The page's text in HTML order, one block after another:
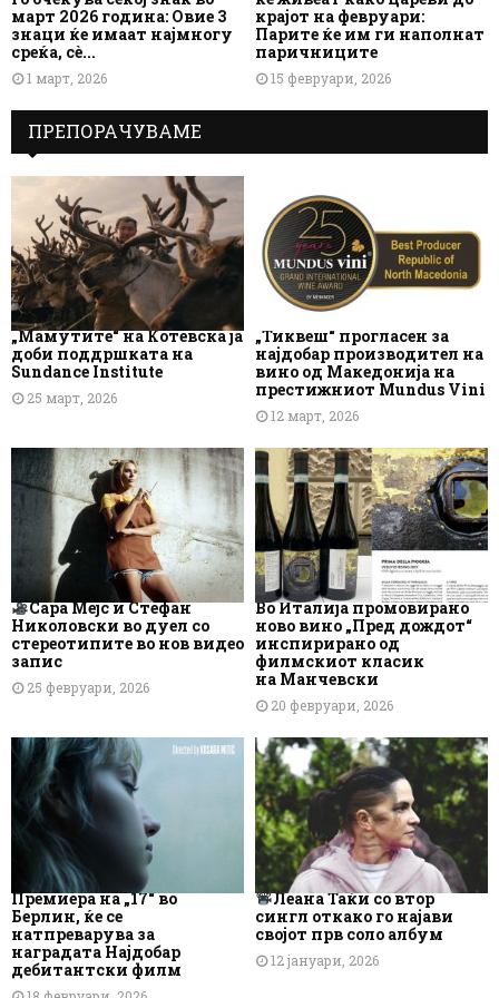
март 2026 година: Овие 3
знаци ќе имаат најмногу
среќа, сè...
1 март, 2026
крајот на февруари:
Парите ќе им ги наполнат
паричниците
15 февруари, 2026
ПРЕПОРАЧУВАМЕ
„Мамутите“ на Котевска ја
доби поддршката на
Sundance Institute
25 март, 2026
„Тиквеш“ прогласен за
најдобар производител на
вино од Македонија на
престижниот Mundus Vini
12 март, 2026
Сара Мејс и Стефан
Николовски во дуел со
стереотипите во нов видео
запис
25 февруари, 2026
Во Италија промовирано
ново вино „Пред дождот“
инспирирано од
филмскиот класик
на Манчевски
20 февруари, 2026
Премиера на „17“ во
Берлин, ќе се
натпреварува за
наградата Најдобар
дебитантски филм
Леана Таќи со втор
сингл откако го најави
својот прв соло албум
12 јануари, 2026